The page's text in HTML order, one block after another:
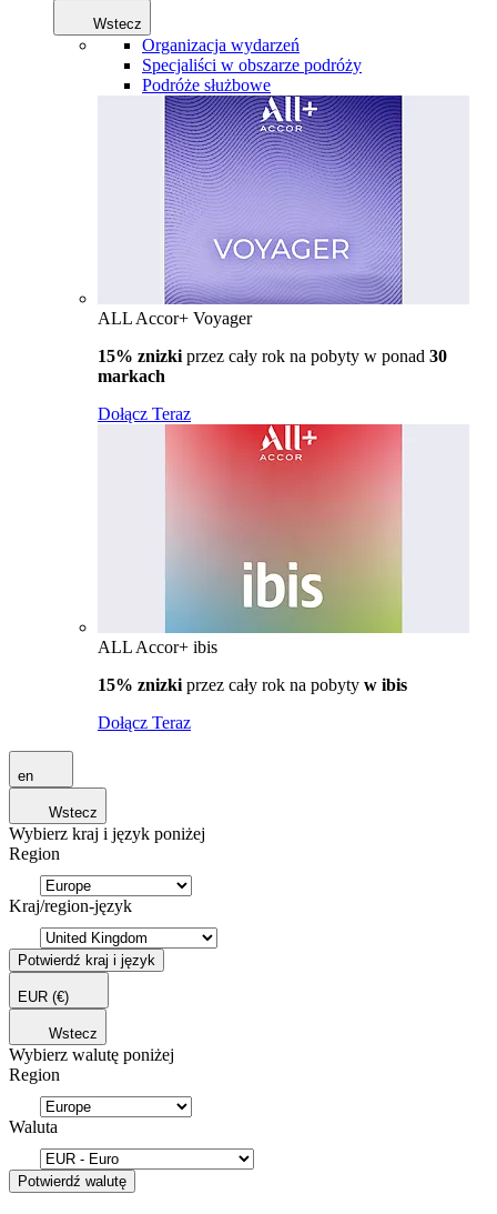
Wstecz
Organizacja wydarzeń
Specjaliści w obszarze podróży
Podróże służbowe
ALL Accor+ Voyager
15% znizki przez cały rok na pobyty w ponad 30
markach
Dołącz Teraz
ALL Accor+ ibis
15% znizki przez cały rok na pobyty w ibis
Dołącz Teraz
en
Wstecz
Wybierz kraj i język poniżej
Region
Kraj/region-język
Potwierdź kraj i język
EUR (€)
Wstecz
Wybierz walutę poniżej
Region
Waluta
Potwierdź walutę